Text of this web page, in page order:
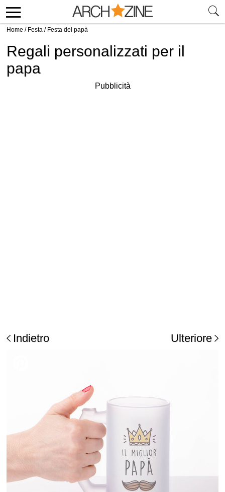
Home / Festa / Festa del papà
Regali personalizzati per il
papa
Pubblicità
Indietro Ulteriore